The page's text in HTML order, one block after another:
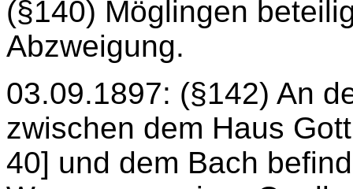
(§140) Möglingen
Abzweigung.
03.09.1897: (§142) An
zwischen dem Haus
40] und dem Bach